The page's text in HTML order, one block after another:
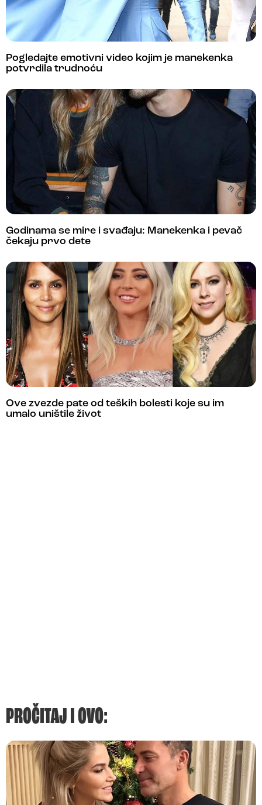
Pogledajte emotivni video kojim je manekenka
potvrdila trudnoću
Godinama se mire i svađaju: Manekenka i pevač
čekaju prvo dete
Ove zvezde pate od teških bolesti koje su im
umalo uništile život
PROČITAJ I OVO: